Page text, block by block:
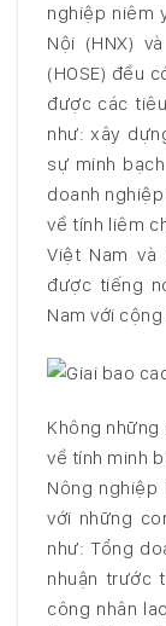
nghiệp niêm
Nội (HNX)
(HOSE) đều
được các
như: xây
sự minh
doanh
về tính liêm
Việt Nam
được tiếng
Nam với
Không
về tính minh
Nông nghiệp
với những
như: Tổng
nhuận trước
công nhân